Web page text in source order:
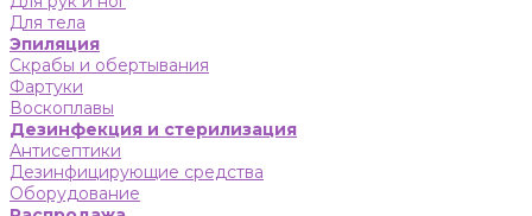
Для тела
Эпиляция
Скрабы и обертывания
Фартуки
Воскоплавы
Дезинфекция и стерилизация
Антисептики
Дезинфицирующие средства
Оборудование